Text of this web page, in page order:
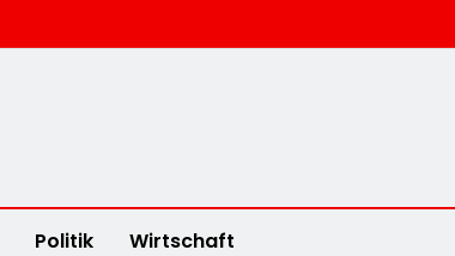
Politik Wirtschaft